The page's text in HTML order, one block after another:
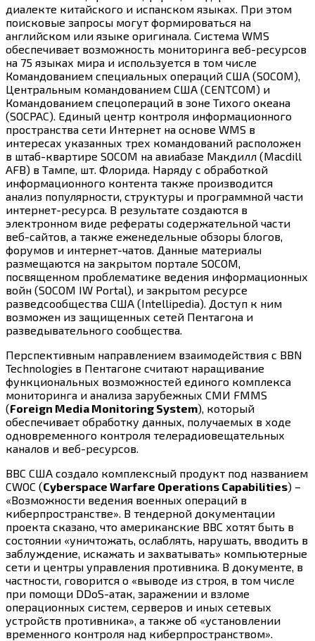
диалекте китайского и испанском языках. При этом
поисковые запросы могут формироваться на
английском или языке оригинала. Система WMS
обеспечивает возможность мониторинга веб-ресурсов
на 75 языках мира и используется в том числе
Командованием специальных операций США (SOCOM),
Центральным командованием США (CENTCOM) и
Командованием спецопераций в зоне Тихого океана
(SOCPAC). Единый центр контроля информационного
пространства сети Интернет на основе WMS в
интересах указанных трех командований расположен
в штаб-квартире SOCOM на авиабазе Макдилл (Macdill
AFB) в Тампе, шт. Флорида. Наряду с обработкой
информационного контента также производится
анализ популярности, структуры и программной части
интернет-ресурса. В результате создаются в
электронном виде рефераты содержательной части
веб-сайтов, а также еженедельные обзоры блогов,
форумов и интернет-чатов. Данные материалы
размещаются на закрытом портале SOCOM,
посвященном проблематике ведения информационных
войн (SOCOM IW Portal), и закрытом ресурсе
разведсообщества США (Intellipedia). Доступ к ним
возможен из защищенных сетей Пентагона и
разведывательного сообщества.
Перспективным направлением взаимодействия с BBN
Technologies в Пентагоне считают наращивание
функциональных возможностей единого комплекса
мониторинга и анализа зарубежных СМИ FMMS
(Foreign Media Monitoring System), который
обеспечивает обработку данных, получаемых в ходе
одновременного контроля телерадиовещательных
каналов и веб-ресурсов.
ВВС США создало комплексный продукт под названием
CWOC (Cyberspace Warfare Operations Capabilities) –
«Возможности ведения военных операций в
киберпространстве». В тендерной документации
проекта сказано, что американские ВВС хотят быть в
состоянии «уничтожать, ослаблять, нарушать, вводить в
заблуждение, искажать и захватывать» компьютерные
сети и центры управления противника. В документе, в
частности, говорится о «выводе из строя, в том числе
при помощи DDoS-атак, заражении и взломе
операционных систем, серверов и иных сетевых
устройств противника», а также об «установлении
временного контроля над киберпространством».